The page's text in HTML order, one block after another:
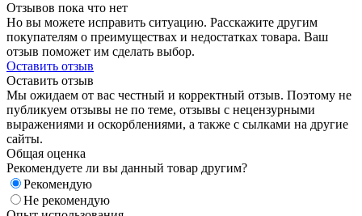
Отзывов пока что нет
Но вы можете исправить ситуацию. Расскажите другим
покупателям о преимуществах и недостатках товара. Ваш
отзыв поможет им сделать выбор.
Оставить отзыв
Оставить отзыв
Мы ожидаем от вас честный и корректный отзыв. Поэтому не
публикуем отзывы не по теме, отзывы с нецензурными
выражениями и оскорблениями, а также с сылками на другие
сайты.
Общая оценка
Рекомендуете ли вы данный товар другим?
Рекомендую
Не рекомендую